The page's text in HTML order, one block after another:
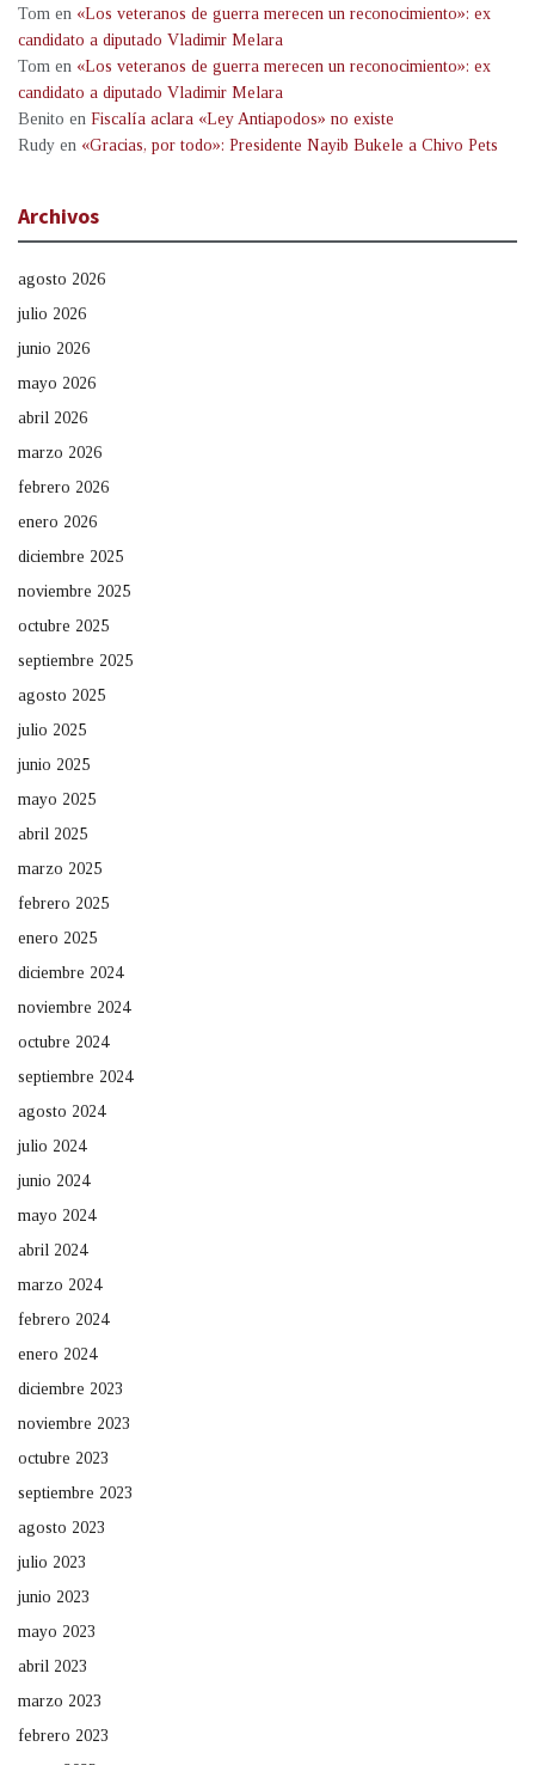
Tom en «Los veteranos de guerra merecen un reconocimiento»: ex
candidato a diputado Vladimir Melara
Tom en «Los veteranos de guerra merecen un reconocimiento»: ex
candidato a diputado Vladimir Melara
Benito en Fiscalía aclara «Ley Antiapodos» no existe
Rudy en «Gracias, por todo»: Presidente Nayib Bukele a Chivo Pets
Archivos
agosto 2026
julio 2026
junio 2026
mayo 2026
abril 2026
marzo 2026
febrero 2026
enero 2026
diciembre 2025
noviembre 2025
octubre 2025
septiembre 2025
agosto 2025
julio 2025
junio 2025
mayo 2025
abril 2025
marzo 2025
febrero 2025
enero 2025
diciembre 2024
noviembre 2024
octubre 2024
septiembre 2024
agosto 2024
julio 2024
junio 2024
mayo 2024
abril 2024
marzo 2024
febrero 2024
enero 2024
diciembre 2023
noviembre 2023
octubre 2023
septiembre 2023
agosto 2023
julio 2023
junio 2023
mayo 2023
abril 2023
marzo 2023
febrero 2023